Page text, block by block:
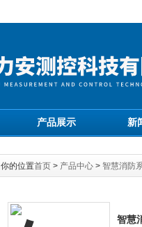
产品展示 新
你的位置首页 > 产品中心 > 智慧消防
智慧